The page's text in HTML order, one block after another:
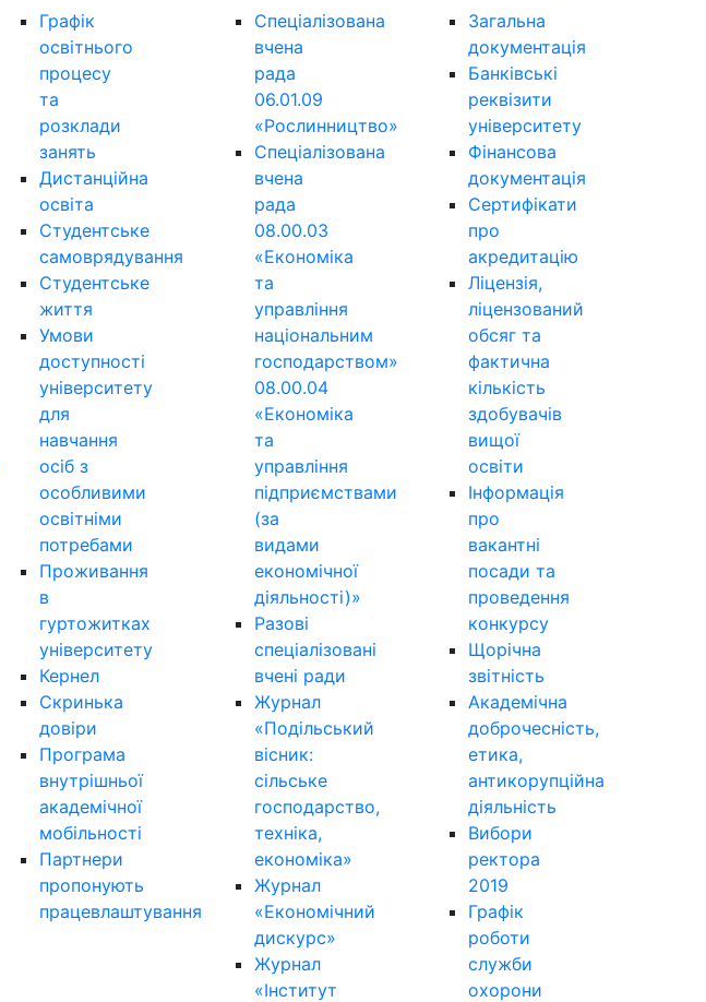
Графік
освітнього
процесу
та
розклади
занять
Дистанційна
освіта
Студентське
самоврядування
Студентське
життя
Умови
доступності
університету
для
навчання
осіб з
особливими
освітніми
потребами
Проживання
в
гуртожитках
університету
Кернел
Скринька
довіри
Програма
внутрішньої
академічної
мобільності
Партнери
пропонують
працевлаштування
Спеціалізована
вчена
рада
06.01.09
«Рослинництво»
Спеціалізована
вчена
рада
08.00.03
«Економіка
та
управління
національним
господарством»
08.00.04
«Економіка
та
управління
підприємствами
(за
видами
економічної
діяльності)»
Разові
спеціалізовані
вчені ради
Журнал
«Подільський
вісник:
сільське
господарство,
техніка,
економіка»
Журнал
«Економічний
дискурс»
Журнал
«Інститут
Загальна
документація
Банківські
реквізити
університету
Фінансова
документація
Сертифікати
про
акредитацію
Ліцензія,
ліцензований
обсяг та
фактична
кількість
здобувачів
вищої
освіти
Інформація
про
вакантні
посади та
проведення
конкурсу
Щорічна
звітність
Академічна
доброчесність,
етика,
антикорупційна
діяльність
Вибори
ректора
2019
Графік
роботи
служби
охорони